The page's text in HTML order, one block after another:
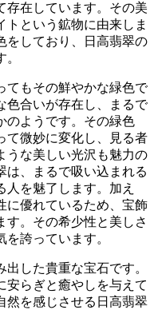
在しています。 その美
トという鉱物に由来しま
をしており、日高翡翠の
てもその鮮やかな緑色で
色合いが存在し、まるで
のようです。その緑色
て微妙に変化し、見る者
うな美しい光沢も魅力の
は、まるで吸い込まれる
を魅了します。 加え
に優れているため、宝飾
。 その希少性と美しさ
誇っています。
した貴重な宝石です。
安らぎと癒やしを与えて
然を感じさせる日高翡翠